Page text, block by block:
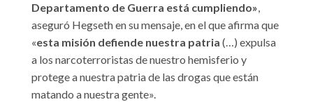
Departamento de Guerra está cumpliendo»,
aseguró Hegseth en su mensaje, en el que afirma que
«esta misión defiende nuestra patria (…) expulsa
a los narcoterroristas de nuestro hemisferio y
protege a nuestra patria de las drogas que están
matando a nuestra gente».